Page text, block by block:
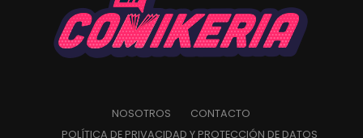
NOSOTROS
CONTACTO
POLÍTICA DE PRIVACIDAD Y PROTECCIÓN DE DATOS